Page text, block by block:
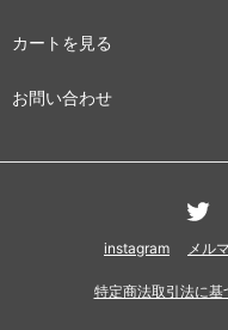
カートを見る
お問い合わせ
instagram メル
特定商法取引法に基